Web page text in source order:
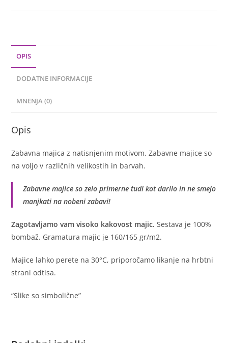
OPIS
DODATNE INFORMACIJE
MNENJA (0)
Opis
Zabavna majica z natisnjenim motivom. Zabavne majice so
na voljo v različnih velikostih in barvah.
Zabavne majice so zelo primerne tudi kot darilo in ne smejo
manjkati na nobeni zabavi!
Zagotavljamo vam visoko kakovost majic. Sestava je 100%
bombaž. Gramatura majic je 160/165 gr/m2.
Majice lahko perete na 30°C, priporočamo likanje na hrbtni
strani odtisa.
“Slike so simbolične”